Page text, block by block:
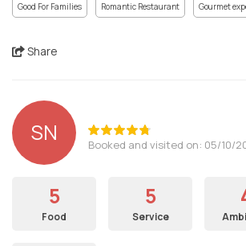
Good For Families Romantic Restaurant Gourmet
Share
SN Booked and visited on: 05/10/
5
Food
5
Service